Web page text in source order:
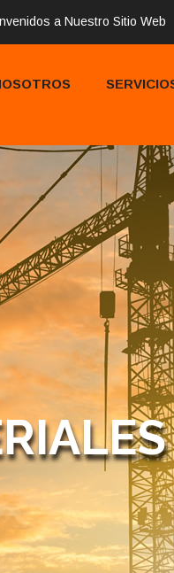
a Nuestro Sitio Web